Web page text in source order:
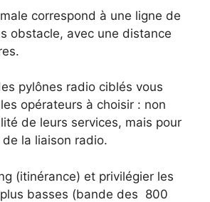
correspond à une ligne de
obstacle, avec une distance
pylônes radio ciblés vous
opérateurs à choisir : non
de leurs services, mais pour
la liaison radio.
(itinérance) et privilégier les
basses (bande des 800